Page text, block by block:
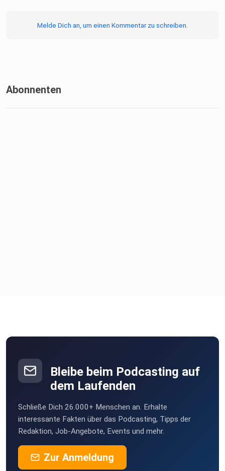
Melde Dich an, um einen Kommentar zu schreiben.
Abonnenten
Bleibe beim Podcasting auf
dem Laufenden
Schließe Dich 26.000+ Menschen an. Erhalte
interessante Fakten über das Podcasting, Tipps der
Redaktion, Job-Angebote, Events und mehr.
Zur Anmeldung